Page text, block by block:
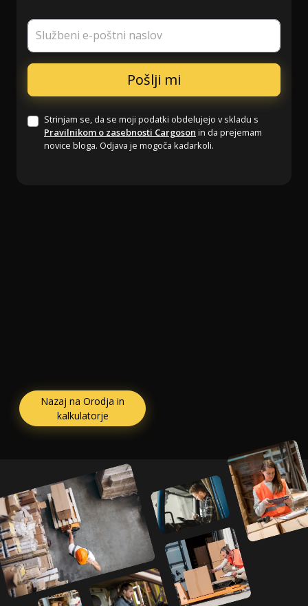
Službeni e-poštni naslov
Strinjam se, da se moji podatki obdelujejo v skladu s
Pravilnikom o zasebnosti Cargoson in da prejemam
novice bloga. Odjava je mogoča kadarkoli.
Nazaj na Orodja in
kalkulatorje